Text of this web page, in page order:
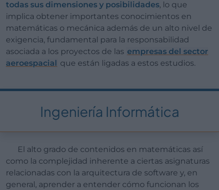
todas sus dimensiones y posibilidades, lo que
implica obtener importantes conocimientos en
matemáticas o mecánica además de un alto nivel de
exigencia, fundamental para la responsabilidad
asociada a los proyectos de las empresas del sector
aeroespacial que están ligadas a estos estudios.
Ingeniería Informática
El alto grado de contenidos en matemáticas así
como la complejidad inherente a ciertas asignaturas
relacionadas con la arquitectura de software y, en
general, aprender a entender cómo funcionan los